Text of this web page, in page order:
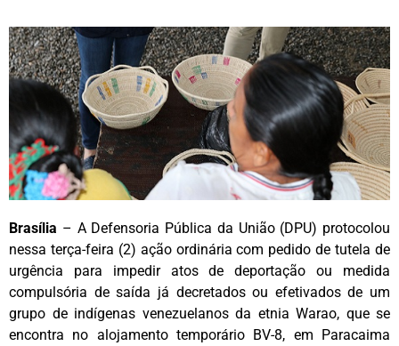
Brasília – A Defensoria Pública da União (DPU) protocolou
nessa terça-feira (2) ação ordinária com pedido de tutela de
urgência para impedir atos de deportação ou medida
compulsória de saída já decretados ou efetivados de um
grupo de indígenas venezuelanos da etnia Warao, que se
encontra no alojamento temporário BV-8, em Paracaima